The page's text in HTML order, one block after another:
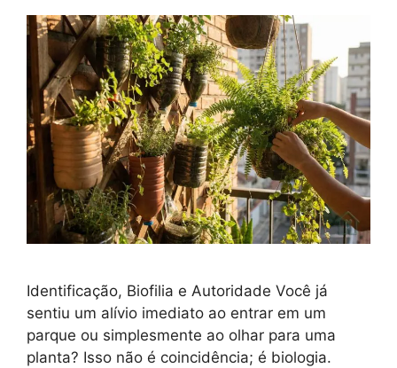
Identificação, Biofilia e Autoridade Você já
sentiu um alívio imediato ao entrar em um
parque ou simplesmente ao olhar para uma
planta? Isso não é coincidência; é biologia.